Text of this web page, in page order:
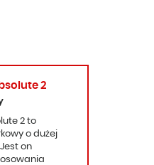
2
2 to
o dużej
on